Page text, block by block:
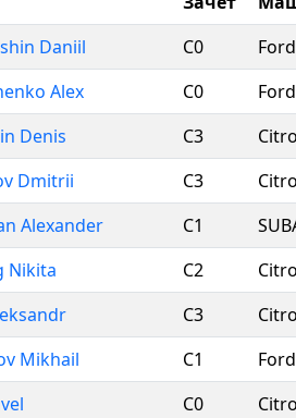
Daniil C0
Alex C0
Denis C3
Dmitrii C3
Alexander C1
Nikita C2
C3
Mikhail C1
C0